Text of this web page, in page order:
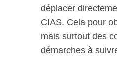
déplacer
CIAS. Cela pour
mais surtout des
démarches à